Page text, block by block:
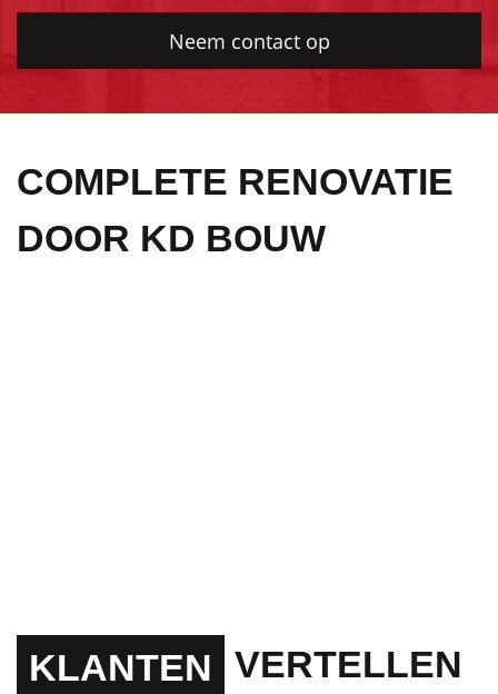
Neem contact op
COMPLETE RENOVATIE
DOOR KD BOUW
KLANTEN VERTELLEN